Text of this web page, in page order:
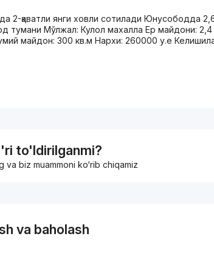
2-қаватли янги ховли сотилади Юнусободда
тумани Мўлжал: Кулол махалла Ер майдони: 2,4
майдон: 300 кв.м Нархи: 260000 у.е
to'ldirilganmi?
va biz muammoni ko‘rib chiqamiz
va baholash